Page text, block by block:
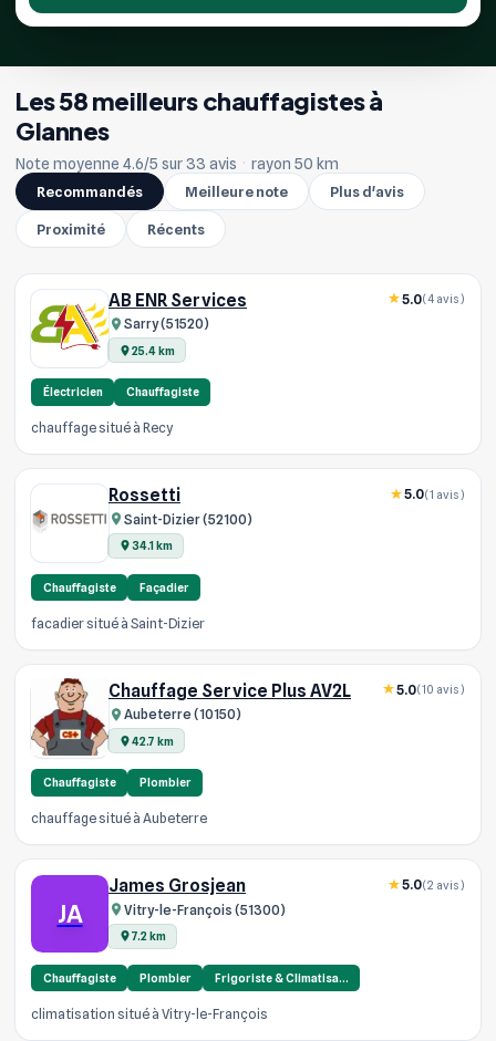
Les 58 meilleurs chauffagistes à
Glannes
Note moyenne 4.6/5 sur 33 avis · rayon 50 km
Recommandés
Meilleure note Plus d'avis
Proximité Récents
AB ENR Services
Sarry (51520)
25.4 km
5.0(4 avis)
Électricien Chauffagiste
chauffage situé à Recy
Rossetti
Saint-Dizier (52100)
34.1 km
5.0(1 avis)
Chauffagiste Façadier
facadier situé à Saint-Dizier
Chauffage Service Plus AV2L
Aubeterre (10150)
42.7 km
5.0(10 avis)
Chauffagiste Plombier
chauffage situé à Aubeterre
JA
James Grosjean
Vitry-le-François (51300)
7.2 km
5.0(2 avis)
Chauffagiste Plombier Frigoriste & Climatisa…
climatisation situé à Vitry-le-François